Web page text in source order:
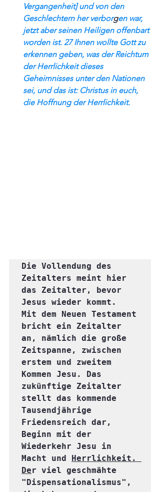
Vergangenheit] und von den
Geschlechtern her verborgen war,
jetzt aber seinen Heiligen offenbart
worden ist. 27 Ihnen wollte Gott zu
erkennen geben, was der Reichtum
der Herrlichkeit dieses
Geheimnisses unter den Nationen
sei, und das ist: Christus in euch,
die Hoffnung der Herrlichkeit.
Die Vollendung des
Zeitalters meint hier
das Zeitalter, bevor
Jesus wieder kommt.
Mit dem Neuen Testament
bricht ein Zeitalter
an, nämlich die große
Zeitspanne, zwischen
erstem und zweitem
Kommen Jesu. Das
zukünftige Zeitalter
stellt das kommende
Tausendjährige
Friedensreich dar,
Beginn mit der
Wiederkehr Jesu in
Macht und Herrlichkeit.
Der viel geschmähte
"Dispensationalismus",